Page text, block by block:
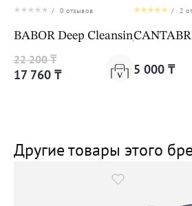
/ 0 отзывов
BABOR Deep Cleansing Foam
22 200 ₸
17 760 ₸
/ 2
5 000 ₸
Другие товары этого